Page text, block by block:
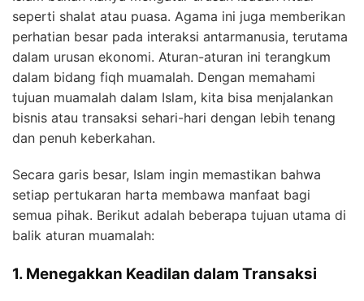
seperti shalat atau puasa. Agama ini juga memberikan
perhatian besar pada interaksi antarmanusia, terutama
dalam urusan ekonomi. Aturan-aturan ini terangkum
dalam bidang fiqh muamalah. Dengan memahami
tujuan muamalah dalam Islam, kita bisa menjalankan
bisnis atau transaksi sehari-hari dengan lebih tenang
dan penuh keberkahan.
Secara garis besar, Islam ingin memastikan bahwa
setiap pertukaran harta membawa manfaat bagi
semua pihak. Berikut adalah beberapa tujuan utama di
balik aturan muamalah:
1. Menegakkan Keadilan dalam Transaksi